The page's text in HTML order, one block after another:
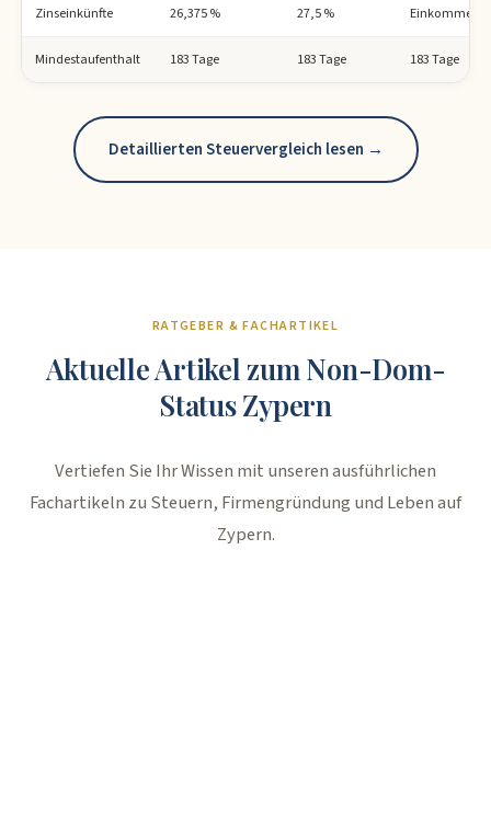
Zinseinkünfte 26,375 % 27,5 %
Mindestaufenthalt 183 Tage 183 Tage 183 Tage
Detaillierten Steuervergleich lesen →
RATGEBER & FACHARTIKEL
Aktuelle Artikel zum Non-Dom-
Status Zypern
Vertiefen Sie Ihr Wissen mit unseren ausführlichen
Fachartikeln zu Steuern, Firmengründung und Leben auf
Zypern.